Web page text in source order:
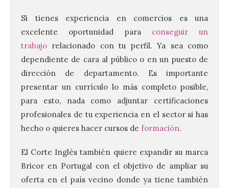
Si tienes experiencia en comercios es una
excelente oportunidad para conseguir un
trabajo relacionado con tu perfil. Ya sea como
dependiente de cara al público o en un puesto de
dirección de departamento. Es importante
presentar un currículo lo más completo posible,
para esto, nada como adjuntar certificaciones
profesionales de tu experiencia en el sector si has
hecho o quieres hacer cursos de formación.
El Corte Inglés también quiere expandir su marca
Bricor en Portugal con el objetivo de ampliar su
oferta en el país vecino donde ya tiene también